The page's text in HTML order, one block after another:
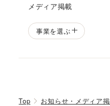
メディア掲載
事業を選ぶ
Top
お知らせ・メディア